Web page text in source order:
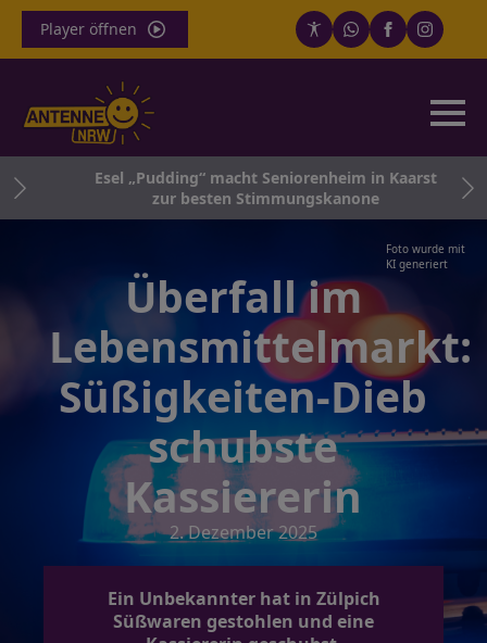
Player öffnen
Esel „Pudding“ macht Seniorenheim in Kaarst
zur besten Stimmungskanone
Foto wurde mit
KI generiert
Überfall im
Lebensmittelmarkt:
Süßigkeiten-Dieb
schubste
Kassiererin
2. Dezember 2025
Ein Unbekannter hat in Zülpich
Süßwaren gestohlen und eine